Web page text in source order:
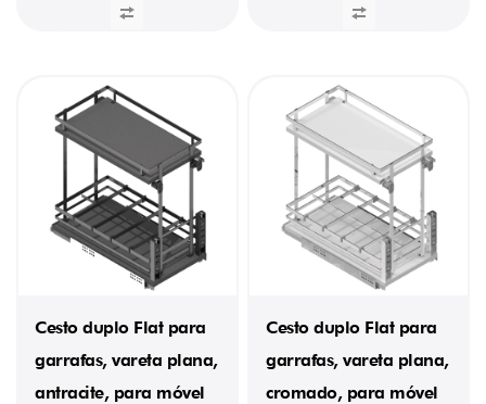
Cesto duplo Flat para
garrafas, vareta plana,
antracite, para móvel
Cesto duplo Flat para
garrafas, vareta plana,
cromado, para móvel